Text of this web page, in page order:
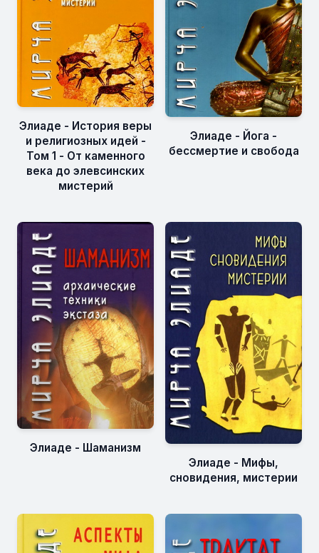
Элиаде - История веры
и религиозных идей -
Том 1 - От каменного
века до элевсинских
мистерий
Элиаде - Йога -
бессмертие и свобода
Элиаде - Шаманизм
Элиаде - Мифы,
сновидения, мистерии